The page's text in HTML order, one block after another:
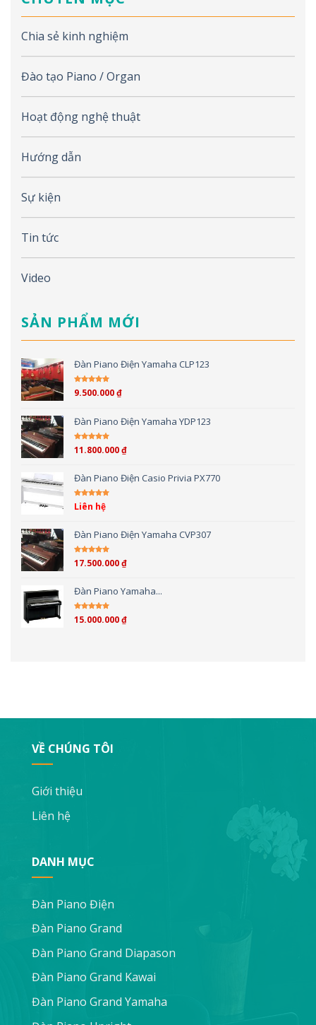
Chia sẻ kinh nghiệm
Đào tạo Piano / Organ
Hoạt động nghệ thuật
Hướng dẫn
Sự kiện
Tin tức
Video
SẢN PHẨM MỚI
Đàn Piano Điện Yamaha CLP123
Được xếp hạng
9.500.000₫
Đàn Piano Điện Yamaha YDP123
Được xếp hạng
11.800.000₫
Đàn Piano Điện Casio Privia PX770
Được xếp hạng
Liên hệ
Đàn Piano Điện Yamaha CVP307
Được xếp hạng
17.500.000₫
Đàn Piano Yamaha...
Được xếp hạng
15.000.000₫
VỀ CHÚNG TÔI
Giới thiệu
Liên hệ
DANH MỤC
Đàn Piano Điện
Đàn Piano Grand
Đàn Piano Grand Diapason
Đàn Piano Grand Kawai
Đàn Piano Grand Yamaha